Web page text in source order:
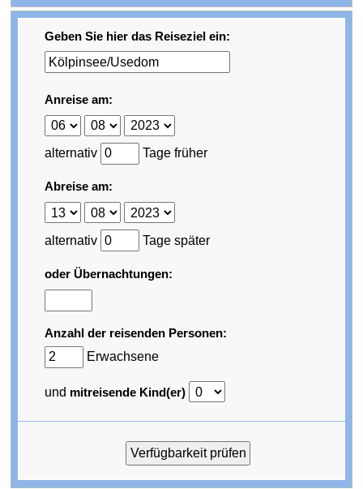
Geben Sie hier das Reiseziel ein:
Anreise am:
alternativ Tage früher
Abreise am:
alternativ Tage später
oder Übernachtungen:
Anzahl der reisenden Personen:
Erwachsene
und mitreisende Kind(er)